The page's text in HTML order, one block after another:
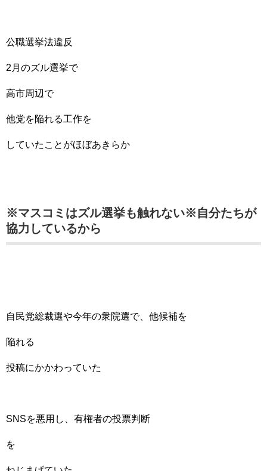
公職選挙法違反
2月のズル選挙で
高市周辺で
他党を陥れる工作を
していたことがほぼあきらか
※マスコミはズル選挙も触れない※自分たちが
協力しているから
自民党総裁選や今年の衆院選で、他候補を
陥れる
投稿にかかわっていた
SNSを悪用し、有権者の投票判断
を